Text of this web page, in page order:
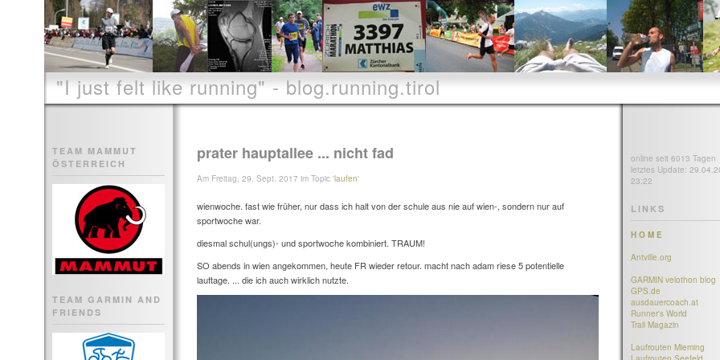
"I just felt like running" - blog.running.tirol
TEAM MAMMUT
ÖSTERREICH
TEAM GARMIN AND
FRIENDS
prater hauptallee ... nicht fad
Am Freitag, 29. Sept. 2017 im Topic 'laufen'
wienwoche. fast wie früher, nur dass ich halt von der schule aus nie auf wien-, sondern nur auf
sportwoche war.
diesmal schul(ungs)- und sportwoche kombiniert. TRAUM!
SO abends in wien angekommen, heute FR wieder retour. macht nach adam riese 5 potentielle
lauftage. ... die ich auch wirklich nutzte.
online seit 6013 Tagen
letztes Update:
23:22
LINKS
H O M E
Antville.org
GARMIN velothon blog
GPS.de
ausdauercoach.at
Runner's World
Trail Magazin
Laufrouten Mieming